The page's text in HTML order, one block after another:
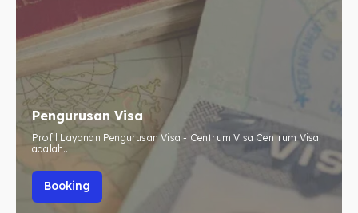
Pengurusan Visa
Profil Layanan Pengurusan Visa - Centrum Visa Centrum Visa
adalah...
Booking